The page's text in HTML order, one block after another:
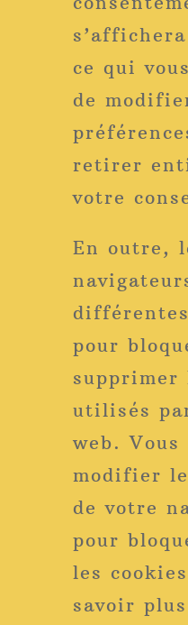
ce qui
de
retirer
votre
En outre,
pour
supprimer
utilisés
web. Vous
modifier
de votre
pour
les
savoir